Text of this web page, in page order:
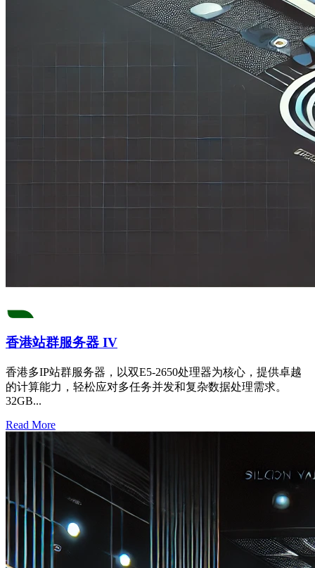
香港站群服务器 IV
香港多IP站群服务器，以双E5-2650处理器为核心，提供卓越
的计算能力，轻松应对多任务并发和复杂数据处理需求。
32GB...
Read More